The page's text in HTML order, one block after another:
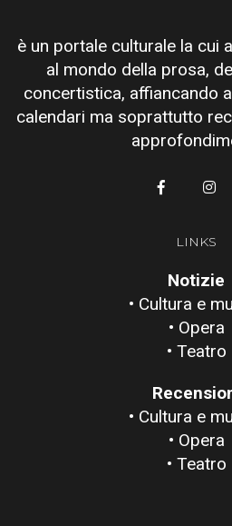
è un portale culturale la cui
al mondo della prosa,
concertistica, affiancando
calendari ma soprattutto
LINKS
Notizie
• Cultura e
• Opera
• Teatro
• Cultura e
• Opera
• Teatro